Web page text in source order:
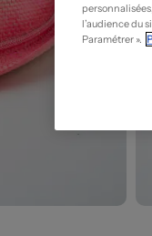
l’audience du
Paramétrer ».